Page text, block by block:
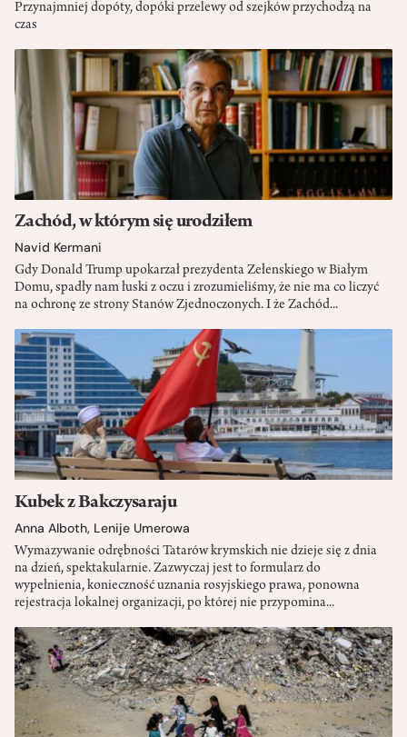
Przynajmniej dopóty, dopóki przelewy od szejków przychodzą na
czas
Zachód, w którym się urodziłem
Navid Kermani
Gdy Donald Trump upokarzał prezydenta Zełenskiego w Białym
Domu, spadły nam łuski z oczu i zrozumieliśmy, że nie ma co liczyć
na ochronę ze strony Stanów Zjednoczonych. I że Zachód...
Kubek z Bakczysaraju
Anna Alboth, Lenije Umerowa
Wymazywanie odrębności Tatarów krymskich nie dzieje się z dnia
na dzień, spektakularnie. Zazwyczaj jest to formularz do
wypełnienia, konieczność uznania rosyjskiego prawa, ponowna
rejestracja lokalnej organizacji, po której nie przypomina...